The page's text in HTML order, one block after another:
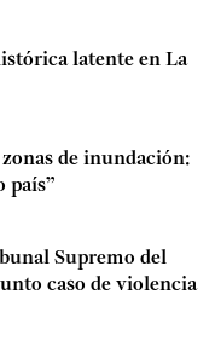
latente en La
de inundación:
país”
Supremo del
caso de violencia